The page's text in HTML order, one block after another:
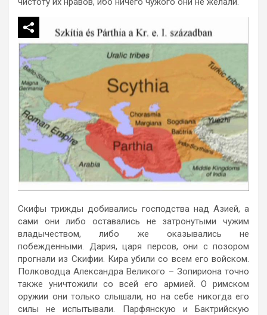
Скифы трижды добивались господства над Азией, а
сами они либо оставались не затронутыми чужим
владычеством, либо же оказывались не
побежденными. Дария, царя персов, они с позором
прогнали из Скифии. Кира убили со всем его войском.
Полководца Александра Великого – Зопириона точно
также уничтожили со всей его армией. О римском
оружии они только слышали, но на себе никогда его
силы не испытывали. Парфянскую и Бактрийскую